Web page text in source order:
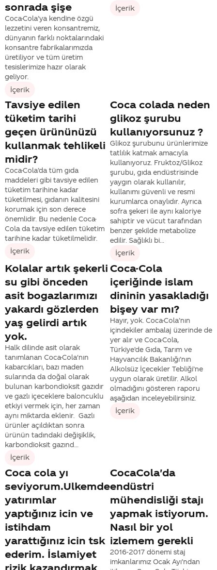
sonrada şişe
Coca-Cola’ya kendine özgü
lezzetini veren konsantremiz,
dünyanın farklı noktalarındaki
konsantre fabrikalarımızda
üretiliyor ve tüm üretim
tesislerimize hazır olarak
geliyor.
İçerik
İçerik
Tavsiye edilen
tüketim tarihi
geçen ürününüzü
kullanmak tehlikeli
midir?
Coca-Cola’da tüm gıda
maddeleri gibi tavsiye edilen
tüketim tarihine kadar
tüketilmesi, gıdanın kalitesini
korumak için son derece
önemlidir. Bu nedenle Coca-
Cola da tavsiye edilen tüketim
tarihine kadar tüketilmelidir.
İçerik
Coca colada neden
glikoz şurubu
kullanıyorsunuz ?
Glikoz şurubunu ürünlerimize
tatlılık katmak amacıyla
kullanıyoruz. Fruktoz/Glikoz
şurubu, gıda endüstrisinde
yaygın olarak kullanılır,
kullanımı güvenli ve resmi
kurumlarca onaylıdır. Ayrıca
sofra şekeri ile aynı kaloriye
sahiptir ve vücut tarafından
benzer şekilde metabolize
edilir. Sağlıklı bi...
İçerik
Kolalar artık şekerli
su gibi önceden
asit bogazlarımızı
yakardı gözlerden
yaş gelirdi artık
yok.
Halk dilinde asit olarak
tanımlanan Coca-Cola'nın
kabarcıkları, bazı maden
sularında da doğal olarak
bulunan karbondioksit gazıdır
ve gazlı içeceklere baloncuklu
etkiyi vermek için, her zaman
aynı miktarda eklenir. Gazlı
ürünler açıldıktan sonra
ürünün tadındaki değişiklik,
karbondioksit gazınd...
İçerik
Coca-Cola
içeriğinde islam
dininin yasakladığı
bişey var mı?
Hayır, yok. Coca-Cola’nın
içindekiler ambalaj üzerinde de
yer alır ve Coca-Cola,
Türkiye’de Gıda, Tarım ve
Hayvancılık Bakanlığı’nın
Alkolsüz İçecekler Tebliği’ne
uygun olarak üretilir. Alkol
olmadığını gösteren raporu
aşağıdan inceleyebilirsiniz.
İçerik
Coca cola yı
seviyorum.Ulkemde
yatırımlar
yaptığınız icin ve
istihdam
yarattığınız icin tsk
ederim. İslamiyet
rizik kazandırmak
CocaCola'da
endüstri
mühendisliği stajı
yapmak istiyorum.
Nasıl bir yol
izlemem gerekli
2016-2017 dönemi staj
imkanlarımız Ocak Ayı’ndan